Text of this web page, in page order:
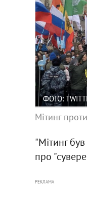
ФОТО:
Мітинг
"Мітинг
про
РЕКЛАМА